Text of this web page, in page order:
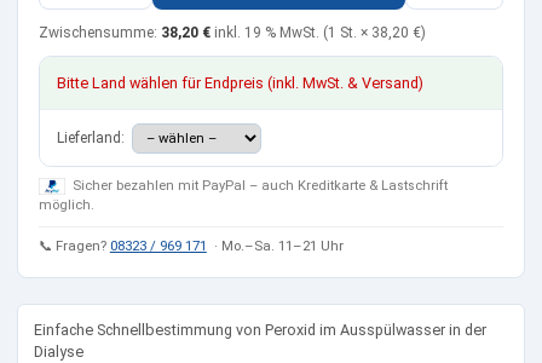
Zwischensumme: 38,20 € inkl. 19 % MwSt. (1 St. × 38,20 €)
Bitte Land wählen für Endpreis (inkl. MwSt. & Versand)
Lieferland:
Sicher bezahlen mit PayPal – auch Kreditkarte & Lastschrift
möglich.
📞 Fragen? 08323 / 969 171 · Mo.–Sa. 11–21 Uhr
Einfache Schnellbestimmung von Peroxid im Ausspülwasser in der
Dialyse